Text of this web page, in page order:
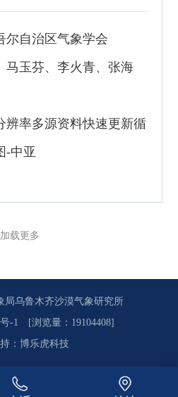
尔自治区气象学会
马玉芬、李火青、张海
辨率多源资料快速更新循
-中亚
加载更多
局乌鲁木齐沙漠气象研究所
-1
[浏览量：19104408]
： 博乐虎科技